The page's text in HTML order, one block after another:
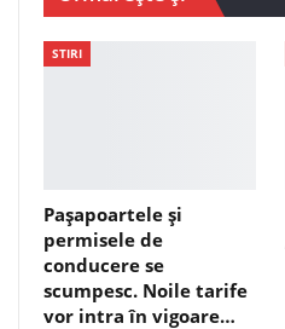
STIRI
Pașapoartele și
permisele de
conducere se
scumpesc. Noile tarife
vor intra în vigoare…